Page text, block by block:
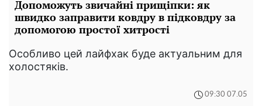
Допоможуть звичайні прищіпки: як
швидко заправити ковдру в підковдру за
допомогою простої хитрості
Особливо цей лайфхак буде актуальним для
холостяків.
09:30 07.05